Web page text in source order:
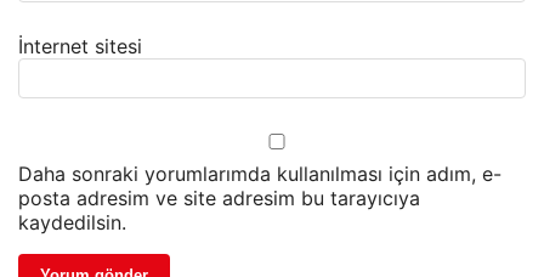
İnternet sitesi
Daha sonraki yorumlarımda kullanılması için adım, e-
posta adresim ve site adresim bu tarayıcıya
kaydedilsin.